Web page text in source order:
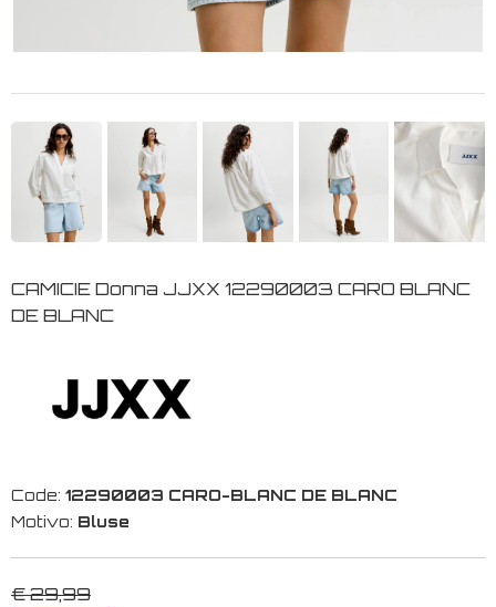
CAMICIE Donna JJXX 12290003 CARO BLANC
DE BLANC
Code: 12290003 CARO-BLANC DE BLANC
Motivo: Bluse
€ 29,99